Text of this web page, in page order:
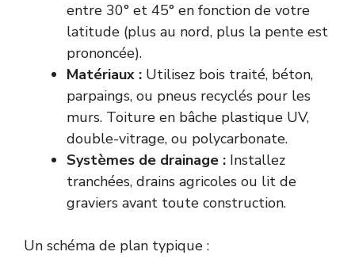
entre 30° et 45° en fonction de votre
latitude (plus au nord, plus la pente est
prononcée).
Matériaux : Utilisez bois traité, béton,
parpaings, ou pneus recyclés pour les
murs. Toiture en bâche plastique UV,
double-vitrage, ou polycarbonate.
Systèmes de drainage : Installez
tranchées, drains agricoles ou lit de
graviers avant toute construction.
Un schéma de plan typique :